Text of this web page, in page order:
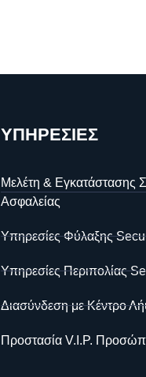
ΥΠΗΡΕΣΙΕΣ
Μελέτη & Εγκατάστασης
Ασφαλείας
Υπηρεσίες Φύλαξης
Υπηρεσίες Περιπολίας
Διασύνδεση με Κέντρο
Προστασία V.I.P.